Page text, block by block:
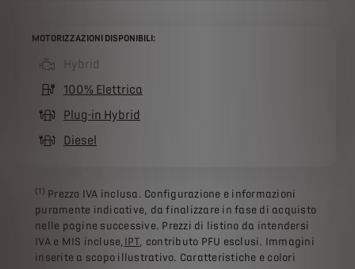
MOTORIZZAZIONI DISPONIBILI:
Hybrid
100% Elettrica
Plug-in Hybrid
Diesel
(1) Prezzo IVA inclusa. Configurazione e informazioni
puramente indicative, da finalizzare in fase di acquisto
nelle pagine successive. Prezzi di listino da intendersi
IVA e MIS incluse, IPT, contributo PFU esclusi. Immagini
inserite a scopo illustrativo. Caratteristiche e colori